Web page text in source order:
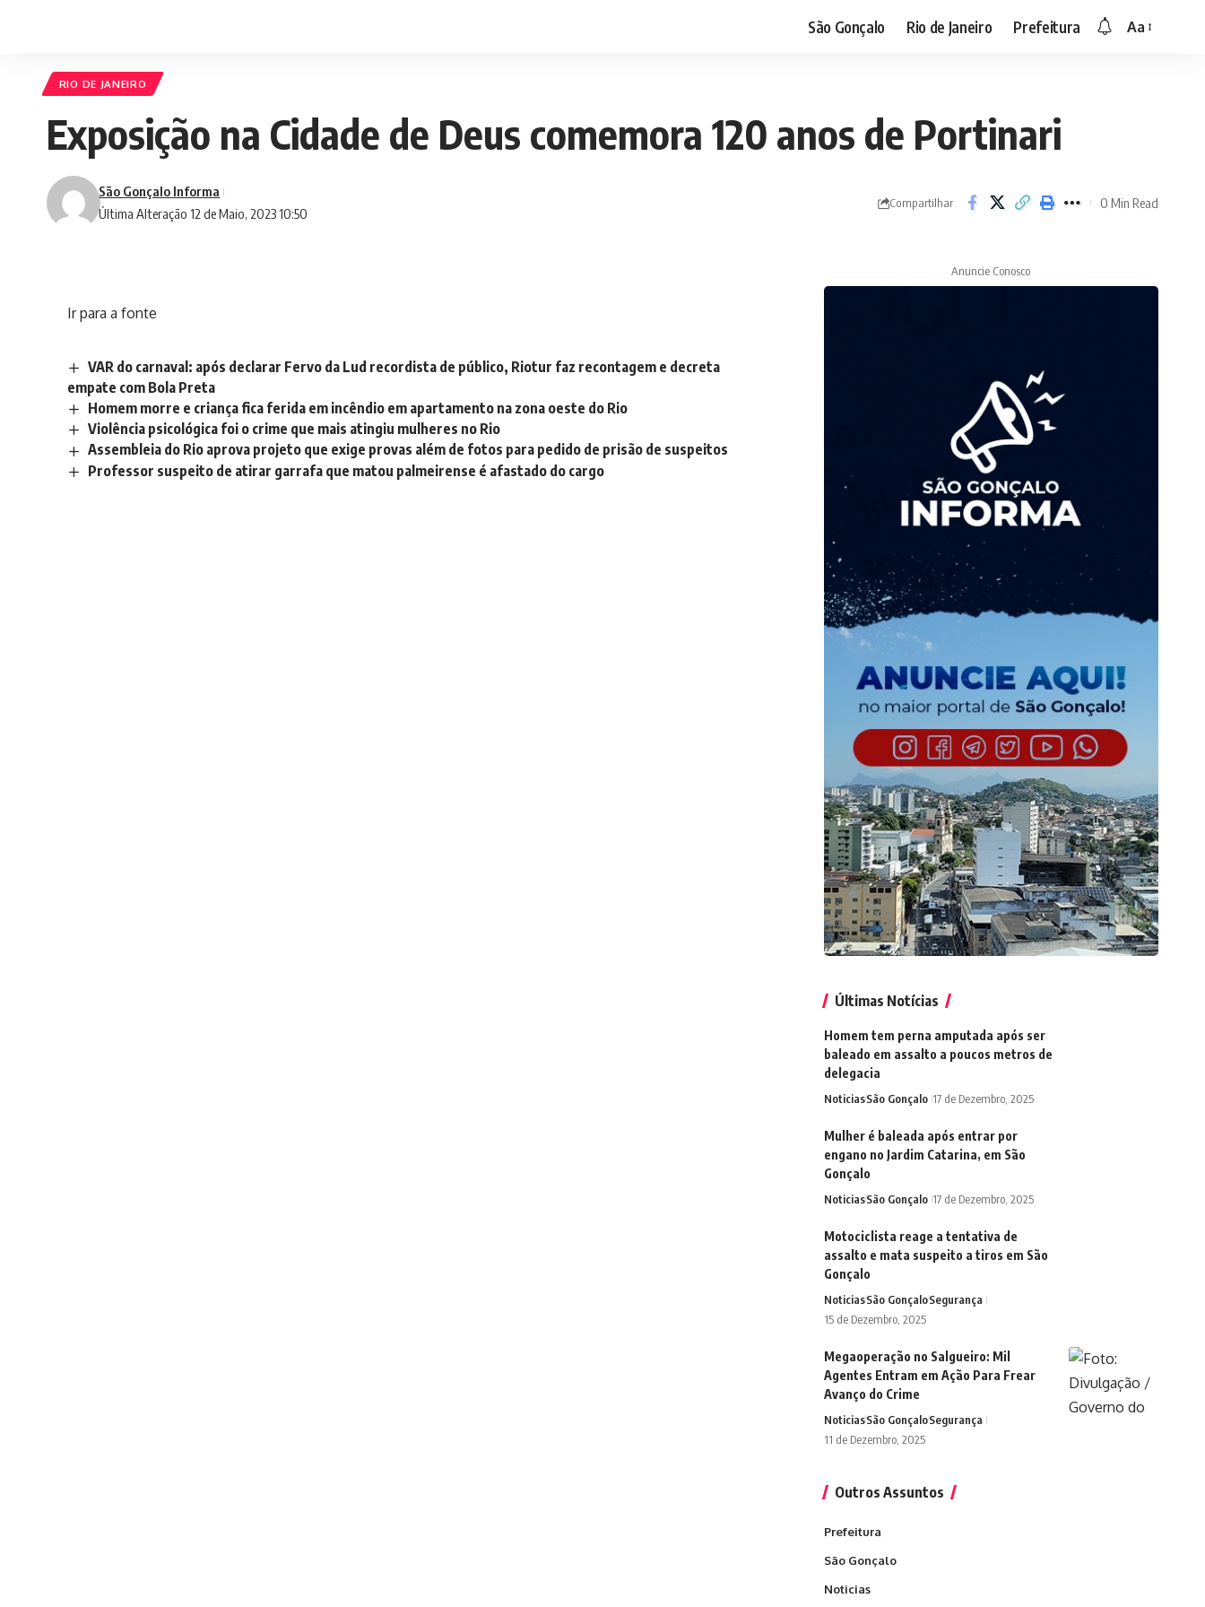
São Gonçalo Rio de Janeiro Prefeitura Aa
RIO DE JANEIRO
Exposição na Cidade de Deus comemora 120 anos de Portinari
Última Alteração 12 de Maio, 2023 10:50
São Gonçalo Informa
Compartilhar 0 Min Read
Ir para a fonte
VAR do carnaval: após declarar Fervo da Lud recordista de público, Riotur faz recontagem e decreta
empate com Bola Preta
Homem morre e criança fica ferida em incêndio em apartamento na zona oeste do Rio
Violência psicológica foi o crime que mais atingiu mulheres no Rio
Assembleia do Rio aprova projeto que exige provas além de fotos para pedido de prisão de suspeitos
Professor suspeito de atirar garrafa que matou palmeirense é afastado do cargo
Anuncie Conosco
Últimas Notícias
Homem tem perna amputada após ser
baleado em assalto a poucos metros de
delegacia
NoticiasSão Gonçalo 17 de Dezembro, 2025
Mulher é baleada após entrar por
engano no Jardim Catarina, em São
Gonçalo
NoticiasSão Gonçalo 17 de Dezembro, 2025
Motociclista reage a tentativa de
assalto e mata suspeito a tiros em São
Gonçalo
NoticiasSão GonçaloSegurança
15 de Dezembro, 2025
Megaoperação no Salgueiro: Mil
Agentes Entram em Ação Para Frear
Avanço do Crime
NoticiasSão GonçaloSegurança
11 de Dezembro, 2025
Outros Assuntos
Prefeitura
São Gonçalo
Noticias